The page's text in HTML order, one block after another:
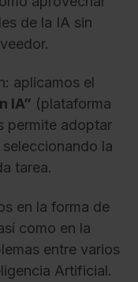
de la IA sin
aplicamos el
IA” (plataforma
permite adoptar
la
tarea.
en la forma de
como en la
entre varios
Artificial.